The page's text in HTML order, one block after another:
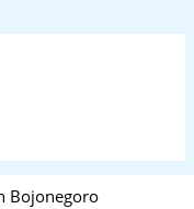
Bojonegoro